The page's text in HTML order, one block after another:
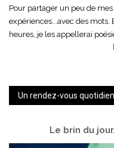
Pour partager un peu de
expériences...avec des mots.
heures, je les appellerai
Un rendez-vous
Le brin du